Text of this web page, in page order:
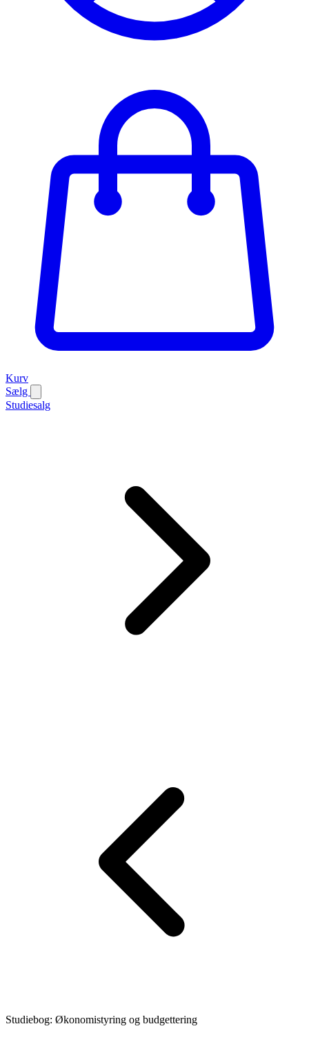
Kurv
Sælg
Studiesalg
Studiebog: Økonomistyring og budgettering